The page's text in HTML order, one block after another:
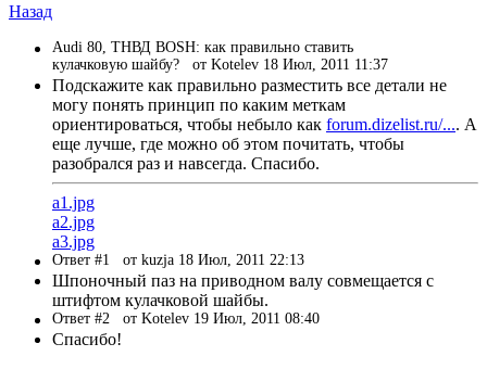
Назад
Audi 80, ТНВД BOSH: как правильно ставить
кулачковую шайбу? от Kotelev 18 Июл, 2011 11:37
Подскажите как правильно разместить все детали не
могу понять принцип по каким меткам
ориентироваться, чтобы небыло как forum.dizelist.ru/.... А
еще лучше, где можно об этом почитать, чтобы
разобрался раз и навсегда. Спасибо.
a1.jpg
a2.jpg
a3.jpg
Ответ #1 от kuzja 18 Июл, 2011 22:13
Шпоночный паз на приводном валу совмещается с
штифтом кулачковой шайбы.
Ответ #2 от Kotelev 19 Июл, 2011 08:40
Спасибо!